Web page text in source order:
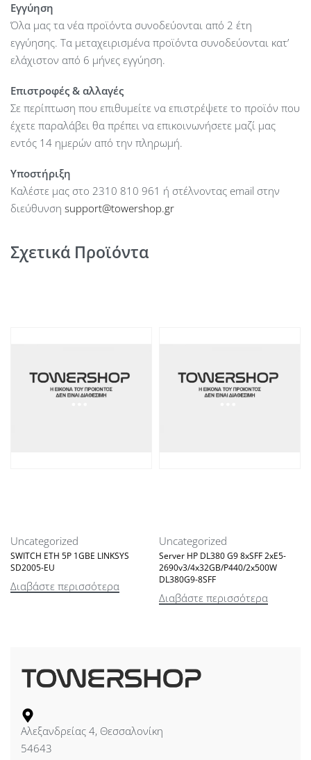
Εγγύηση
Όλα μας τα νέα προϊόντα συνοδεύονται από 2 έτη
εγγύησης. Τα μεταχειρισμένα προϊόντα συνοδεύονται κατ’
ελάχιστον από 6 μήνες εγγύηση.
Επιστροφές & αλλαγές
Σε περίπτωση που επιθυμείτε να επιστρέψετε το προϊόν που
έχετε παραλάβει θα πρέπει να επικοινωνήσετε μαζί μας
εντός 14 ημερών από την πληρωμή.
Υποστήριξη
Καλέστε μας στο 2310 810 961 ή στέλνοντας email στην
διεύθυνση support@towershop.gr
Σχετικά Προϊόντα
Uncategorized
SWITCH ETH 5P 1GBE LINKSYS
SD2005-EU
Διαβάστε περισσότερα
Uncategorized
Server HP DL380 G9 8xSFF 2xE5-
2690v3/4x32GB/P440/2x500W
DL380G9-8SFF
Διαβάστε περισσότερα
Αλεξανδρείας 4, Θεσσαλονίκη
54643